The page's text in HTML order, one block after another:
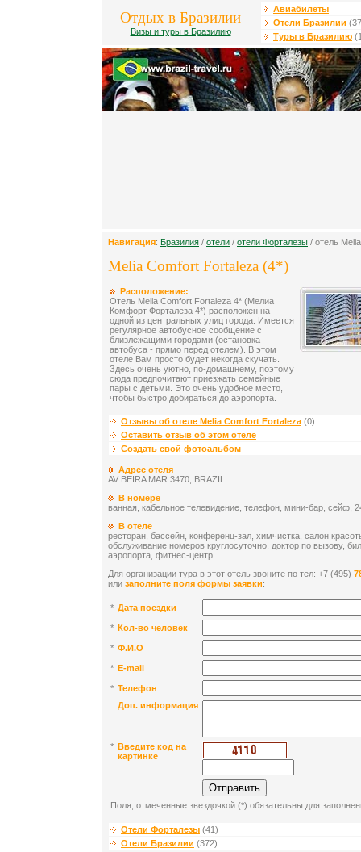
Отдых в Бразилии
Визы и туры в Бразилию
Авиабилеты
Отели Бразилии
Туры в Бразилию
Навигация: Бразилия / отели / отели Форталезы / отель
Melia Comfort Fortaleza (4*)
Расположение:
Отель Melia Comfort Fortaleza 4* (Мелиа
Комфорт Форталеза 4*) расположен на
одной из центральных улиц города. Имеется
регулярное автобусное сообщение с
близлежащими городами (остановка
автобуса - прямо перед отелем). В этом
отеле Вам просто будет некогда скучать.
Здесь очень уютно, по-домашнему, поэтому
сюда предпочитают приезжать семейные
пары с детьми. Это очень удобное место,
чтобы быстро добираться до аэропорта.
Отзывы об отеле Melia Comfort Fortaleza(0)
Оставить отзыв об этом отеле
Создать свой фотоальбом
Адрес отеля
AV BEIRA MAR 3470, BRAZIL
В номере
ванная, кабельное телевидение, телефон, мини-бар, сейф,
В отеле
ресторан, бассейн, конференц-зал, химчистка, салон
обслуживание номеров круглосуточно, доктор по вызову,
аэропорта, фитнес-центр
Для организации тура в этот отель звоните по тел: +7 (495)
или заполните поля формы заявки:
* Дата поездки
* Кол-во человек
* Ф.И.О
* E-mail
* Телефон
Доп. информация
* Введите код на
картинке
Поля, отмеченные звездочкой (*) обязательны для
Отели Форталезы (41)
Отели Бразилии (372)